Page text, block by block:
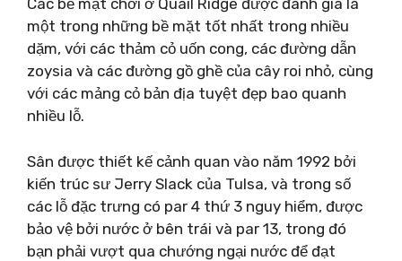
Các bề mặt chơi ở Quail Ridge được đánh giá là
một trong những bề mặt tốt nhất trong nhiều
dặm, với các thảm cỏ uốn cong, các đường dẫn
zoysia và các đường gồ ghề của cây roi nhỏ, cùng
với các mảng cỏ bản địa tuyệt đẹp bao quanh
nhiều lỗ.
Sân được thiết kế cảnh quan vào năm 1992 bởi
kiến ​​trúc sư Jerry Slack của Tulsa, và trong số
các lỗ đặc trưng có par 4 thứ 3 nguy hiểm, được
bảo vệ bởi nước ở bên trái và par 13, trong đó
bạn phải vượt qua chướng ngại nước để đạt